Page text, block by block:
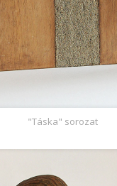
"Táska" sorozat